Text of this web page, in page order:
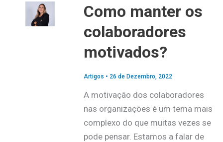
Como manter os
colaboradores
motivados?
Artigos • 26 de Dezembro, 2022
A motivação dos colaboradores
nas organizações é um tema mais
complexo do que muitas vezes se
pode pensar. Estamos a falar de